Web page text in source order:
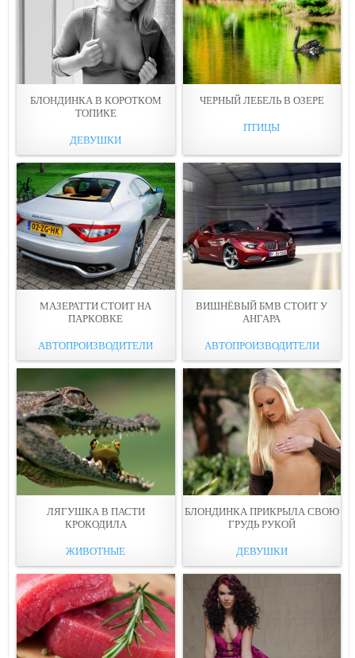
БЛОНДИНКА В КОРОТКОМ
ТОПИКЕ
ДЕВУШКИ
ЧЕРНЫЙ ЛЕБЕЛЬ В ОЗЕРЕ
ПТИЦЫ
МАЗЕРАТТИ СТОИТ НА
ПАРКОВКЕ
АВТОПРОИЗВОДИТЕЛИ
ВИШНЁВЫЙ БМВ СТОИТ У
АНГАРА
АВТОПРОИЗВОДИТЕЛИ
ЛЯГУШКА В ПАСТИ
КРОКОДИЛА
ЖИВОТНЫЕ
БЛОНДИНКА ПРИКРЫЛА СВОЮ
ГРУДЬ РУКОЙ
ДЕВУШКИ